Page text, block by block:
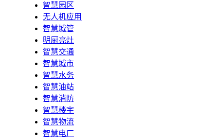
智慧园区
无人机应用
智慧城管
明厨亮灶
智慧交通
智慧城市
智慧水务
智慧油站
智慧消防
智慧楼宇
智慧物流
智慧电厂